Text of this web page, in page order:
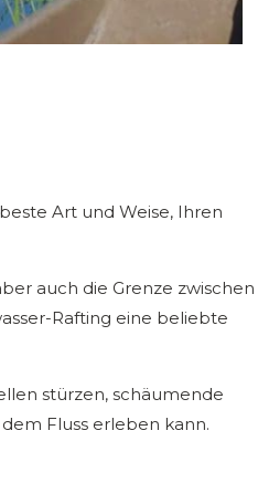
Art und Weise, Ihren
auch die Grenze zwischen
Rafting eine beliebte
stürzen, schäumende
Fluss erleben kann.